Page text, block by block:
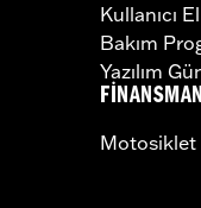
Kullanıcı
Bakım
Yazılım
FINANSMAN
Motosiklet